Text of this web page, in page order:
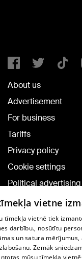
About us
Advertisement
For business
Tariffs
Privacy policy
Cookie settings
Political advertising
Cookie policy
Commenting terms
TV program
Contract rules
vietne
tīmekļa vietnē tiek
darbību., nosūtītu
un satura
Zemāk
mūsu tīmekļa